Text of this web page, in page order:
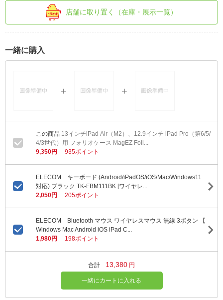
店舗に取り置く（在庫・展示一覧）
一緒に購入
13インチiPad Air（M2）、12.9インチ iPad Pro（第6/5/
4/3世代）用 フォリオケース MagEZ Foli...
9,350円
935ポイント
ELECOM キーボード (Android/iPadOS/iOS/Mac/Windows11
対応) ブラック TK-FBM111BK [ワイヤレ...
2,050円
205ポイント
ELECOM Bluetooth マウス ワイヤレスマウス 無線 3ボタン 【
Windows Mac Android iOS iPad C...
1,980円
198ポイント
合計 13,380 円
一緒にカートに入れる